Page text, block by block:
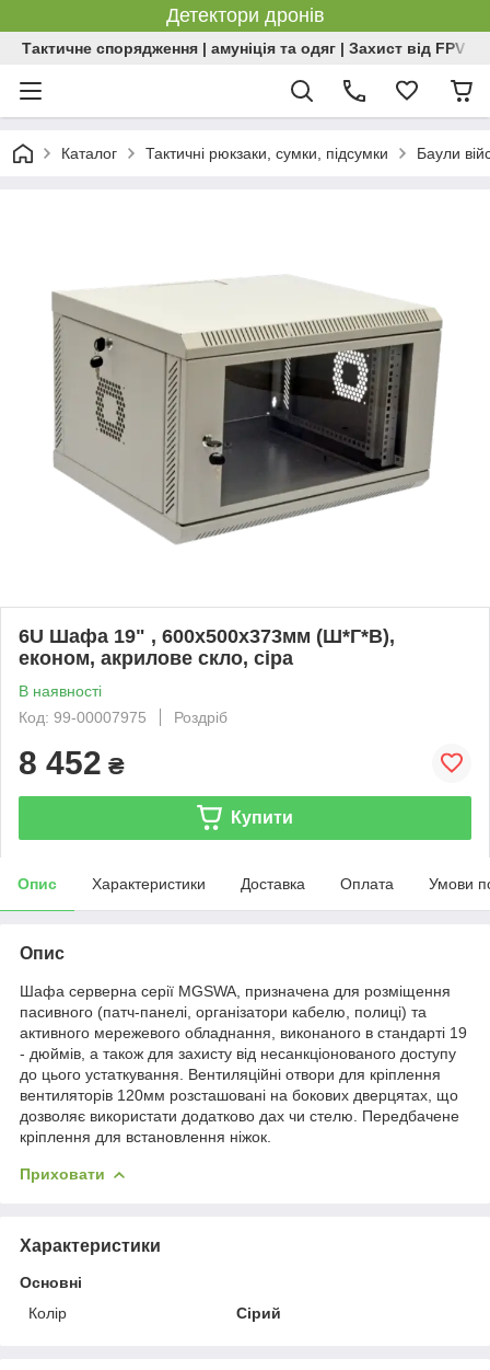
Детектори дронів
Тактичне спорядження | амуніція та одяг | Захист від FPV |
Каталог Тактичні рюкзаки, сумки, підсумки Баули
6U Шафа 19" , 600x500x373мм (Ш*Г*В),
економ, акрилове скло, сіра
В наявності
Код: 99-00007975
Роздріб
8 452 ₴
Купити
Опис Характеристики Доставка Оплата Умови
Опис
Шафа серверна серії MGSWA, призначена для розміщення
пасивного (патч-панелі, організатори кабелю, полиці) та
активного мережевого обладнання, виконаного в стандарті 19
- дюймів, а також для захисту від несанкціонованого доступу
до цього устаткування. Вентиляційні отвори для кріплення
вентиляторів 120мм розсташовані на бокових дверцятах, що
дозволяє використати додатково дах чи стелю. Передбачене
кріплення для встановлення ніжок.
Приховати
Характеристики
Основні
Колір
Сірий